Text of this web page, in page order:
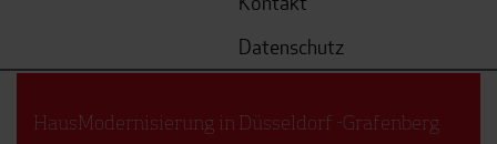
Datenschutz
HausModernisierung in Düsseldorf -Grafenberg